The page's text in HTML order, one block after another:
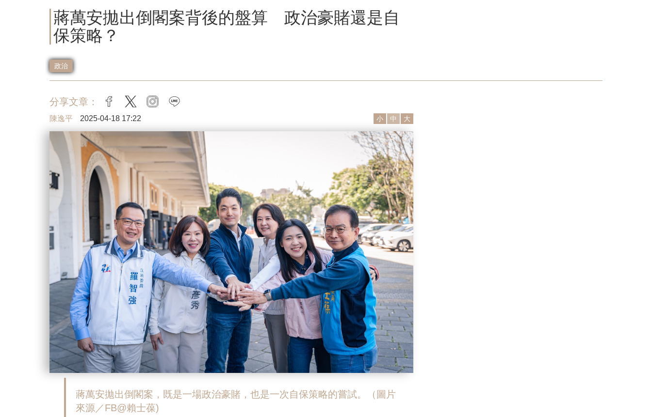
蔣萬安拋出倒閣案背後的盤算 政治豪賭還是自
保策略？
政治
分享文章： facebook
twitter instagram
陳逸平 2025-04-18 17:22 小 中 大
蔣萬安拋出倒閣案，既是一場政治豪賭，也是一次自保策略的嘗試。（圖片
來源／FB@賴士葆)